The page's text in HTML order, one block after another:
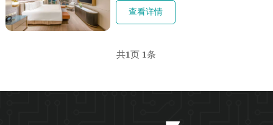
查看详情
共1页 1条